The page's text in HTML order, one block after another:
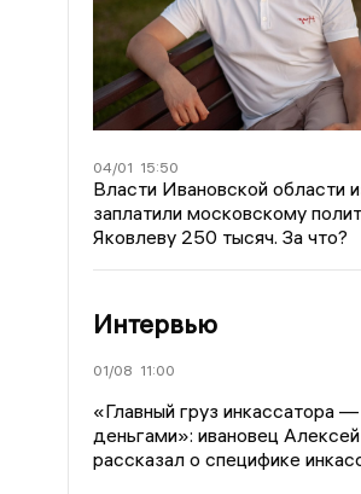
04/01 15:50
Власти Ивановской области
заплатили московскому
Яковлеву 250 тысяч. За что?
Интервью
01/08 11:00
«Главный груз инкассатора
деньгами»: ивановец
рассказал о специфике